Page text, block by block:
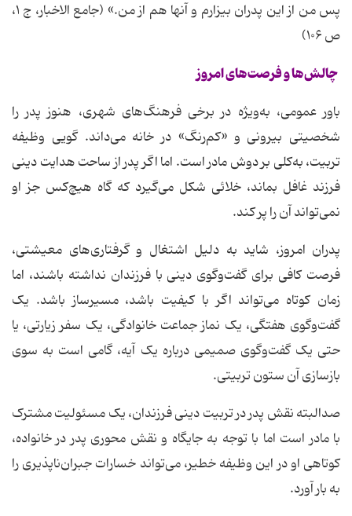
پس من از این پدران بیزارم و آنها هم از من.» (جامع الاخبار، ج ۱،
ص ۱۰۶)
چالش‌ها و فرصت‌های امروز
باور عمومی، به‌ویژه در برخی فرهنگ‌های شهری، هنوز پدر را
شخصیتی بیرونی و «کم‌رنگ» در خانه می‌داند. گویی وظیفه
تربیت، به‌کلی بر دوش مادر است. اما اگر پدر از ساحت هدایت دینی
فرزند غافل بماند، خلائی شکل می‌گیرد که گاه هیچ‌کس جز او
نمی‌تواند آن را پر کند.
پدران امروز، شاید به دلیل اشتغال و گرفتاری‌های معیشتی،
فرصت کافی برای گفت‌وگوی دینی با فرزندان نداشته باشند، اما
زمان کوتاه می‌تواند اگر با کیفیت باشد، مسیرساز باشد. یک
گفت‌وگوی هفتگی، یک نماز جماعت خانوادگی، یک سفر زیارتی، یا
حتی یک گفت‌وگوی صمیمی درباره یک آیه، گامی است به سوی
بازسازی آن ستون تربیتی.
صدالبته نقش پدر در تربیت دینی فرزندان، یک مسئولیت مشترک
با مادر است اما با توجه به جایگاه و نقش محوری پدر در خانواده،
کوتاهی او در این وظیفه خطیر، می‌تواند خسارات جبران‌ناپذیری را
به بار آورد.